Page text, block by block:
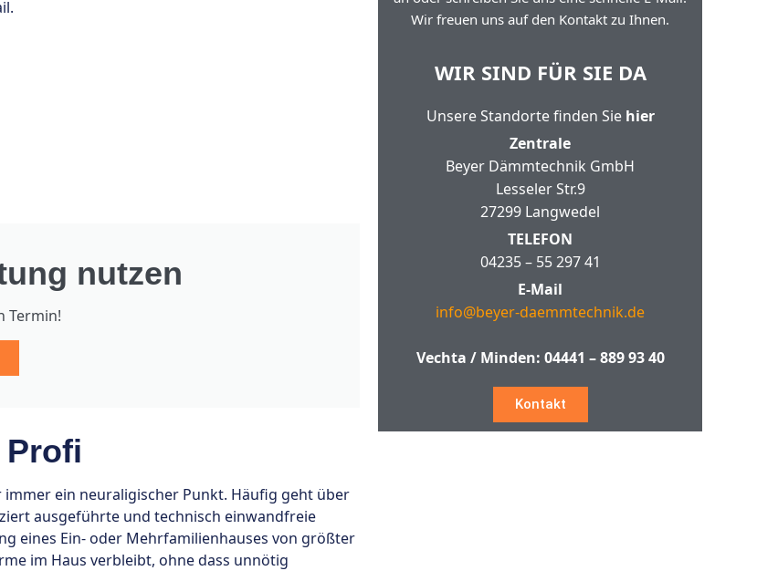
nutzen
Termin!
ein neuraligischer Punkt. Häufig geht über
ausgeführte und technisch einwandfreie
eines Ein- oder Mehrfamilienhauses von größter
im Haus verbleibt, ohne dass unnötig
Wir freuen uns auf den Kontakt zu Ihnen.
WIR SIND FÜR SIE DA
Unsere Standorte finden Sie hier
Zentrale
Beyer Dämmtechnik GmbH
Lesseler Str.9
27299 Langwedel
TELEFON
04235 – 55 297 41
E-Mail
info@beyer-daemmtechnik.de
Vechta / Minden: 04441 – 889 93 40
Kontakt